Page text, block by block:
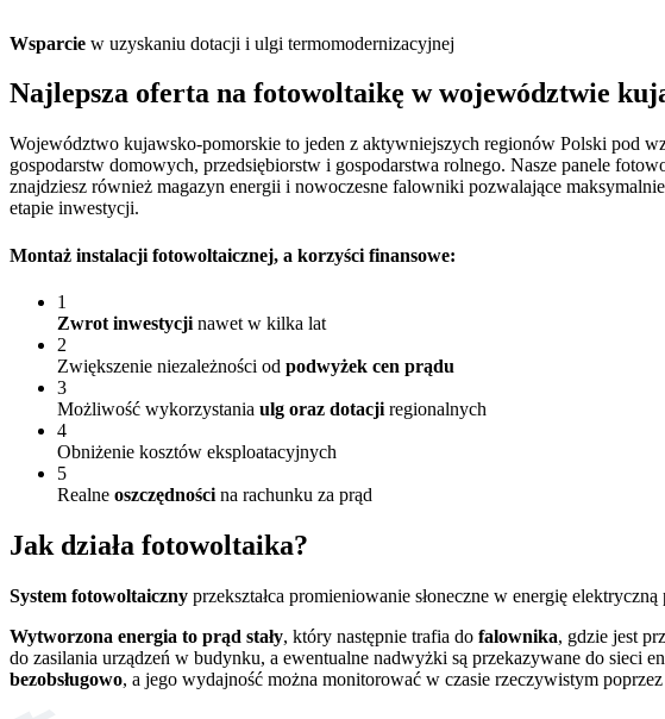
Wsparcie w uzyskaniu dotacji i ulgi termomodernizacyjnej
Najlepsza oferta na fotowoltaikę w województwie
Województwo kujawsko-pomorskie to jeden z aktywniejszych regionów Polski pod
gospodarstw domowych, przedsiębiorstw i gospodarstwa rolnego. Nasze panele
znajdziesz również magazyn energii i nowoczesne falowniki pozwalające
etapie inwestycji.
Montaż instalacji fotowoltaicznej, a korzyści finansowe:
1
Zwrot inwestycji nawet w kilka lat
2
Zwiększenie niezależności od podwyżek cen prądu
3
Możliwość wykorzystania ulg oraz dotacji regionalnych
4
Obniżenie kosztów eksploatacyjnych
5
Realne oszczędności na rachunku za prąd
Jak działa fotowoltaika?
System fotowoltaiczny przekształca promieniowanie słoneczne w energię elektryczną
Wytworzona energia to prąd stały, który następnie trafia do falownika, gdzie jest
do zasilania urządzeń w budynku, a ewentualne nadwyżki są przekazywane do sieci
bezobsługowo, a jego wydajność można monitorować w czasie rzeczywistym